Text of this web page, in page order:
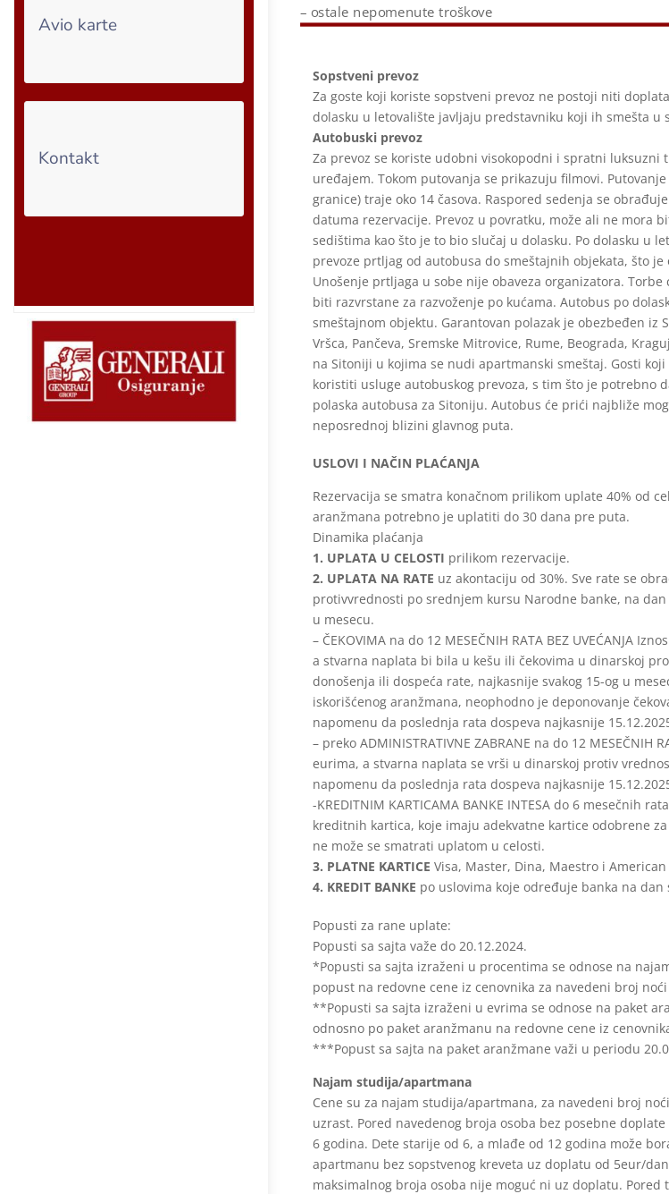
Avio karte
Kontakt
– ostale nepomenute troškove
Sopstveni prevoz
Za goste koji koriste sopstveni prevoz ne postoji niti
dolasku u letovalište javljaju predstavniku koji ih smešta u
Autobuski prevoz
Za prevoz se koriste udobni visokopodni i spratni luksuzni
uređajem. Tokom putovanja se prikazuju filmovi. Putovanje
granice) traje oko 14 časova. Raspored sedenja se
datuma rezervacije. Prevoz u povratku, može ali ne mora
sedištima kao što je to bio slučaj u dolasku. Po dolasku u
prevoze prtljag od autobusa do smeštajnih objekata, što je
Unošenje prtljaga u sobe nije obaveza organizatora. Torbe
biti razvrstane za razvoženje po kućama. Autobus po
smeštajnom objektu. Garantovan polazak je obezbeđen iz
Vršca, Pančeva, Sremske Mitrovice, Rume, Beograda,
na Sitoniji u kojima se nudi apartmanski smeštaj. Gosti
koristiti usluge autobuskog prevoza, s tim što je potrebno
polaska autobusa za Sitoniju. Autobus će prići najbliže
neposrednoj blizini glavnog puta.
USLOVI I NAČIN PLAĆANJA
Rezervacija se smatra konačnom prilikom uplate 40% od
aranžmana potrebno je uplatiti do 30 dana pre puta.
Dinamika plaćanja
1. UPLATA U CELOSTI prilikom rezervacije.
2. UPLATA NA RATE uz akontaciju od 30%. Sve rate se
protivvrednosti po srednjem kursu Narodne banke, na
u mesecu.
– ČEKOVIMA na do 12 MESEČNIH RATA BEZ UVEĆANJA
a stvarna naplata bi bila u kešu ili čekovima u dinarskoj
donošenja ili dospeća rate, najkasnije svakog 15-og u
iskorišćenog aranžmana, neophodno je deponovanje
napomenu da poslednja rata dospeva najkasnije
– preko ADMINISTRATIVNE ZABRANE na do 12 MESEČNIH
eurima, a stvarna naplata se vrši u dinarskoj protiv
napomenu da poslednja rata dospeva najkasnije
-KREDITNIM KARTICAMA BANKE INTESA do 6 mesečnih
kreditnih kartica, koje imaju adekvatne kartice odobrene
ne može se smatrati uplatom u celosti.
3. PLATNE KARTICE Visa, Master, Dina, Maestro i American
4. KREDIT BANKE po uslovima koje određuje banka na dan
Popusti za rane uplate:
Popusti sa sajta važe do 20.12.2024.
*Popusti sa sajta izraženi u procentima se odnose na
popust na redovne cene iz cenovnika za navedeni broj
**Popusti sa sajta izraženi u evrima se odnose na paket
odnosno po paket aranžmanu na redovne cene iz
***Popust sa sajta na paket aranžmane važi u periodu
Najam studija/apartmana
Cene su za najam studija/apartmana, za navedeni broj
uzrast. Pored navedenog broja osoba bez posebne doplate
6 godina. Dete starije od 6, a mlađe od 12 godina može
apartmanu bez sopstvenog kreveta uz doplatu od 5eur/
maksimalnog broja osoba nije moguć ni uz doplatu. Pored